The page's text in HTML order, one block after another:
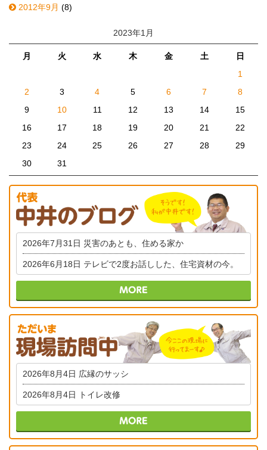
2012年9月 (8)
2023年1月
月 火 水 木 金 土
日
1
2
3 4 5 6 7
8
9
10 11 12 13 14
15
16
17 18 19 20 21
22
23
24 25 26 27 28
29
30
31
2026年7月31日 災害のあとも、住める家か
2026年6月18日 テレビで2度お話しした、住宅資材の今。
2026年8月4日 広縁のサッシ
2026年8月4日 トイレ改修